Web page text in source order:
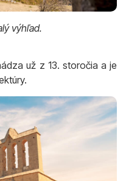
výhľad.
už z 13. storočia a je